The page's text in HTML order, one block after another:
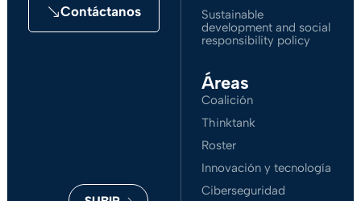
Contáctanos
Sustainable
development and social
responsibility policy
Áreas
Coalición
Thinktank
Roster
Innovación y tecnología
Ciberseguridad